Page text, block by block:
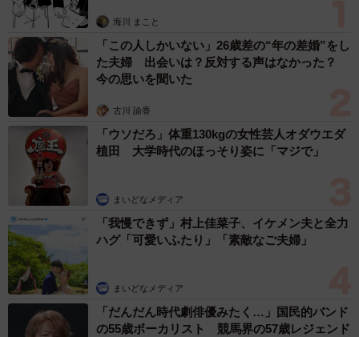
絶対にどけない…！被害者の怒りが伝わってきます。
出入りができなくなるたびに店に苦情を入れたものの、そ
の場で店員が「すみません」と謝り、車を移動させるだ
け。翌日からはまた、無断駐車が続いたという。
海川 まこと
「この人しかいない」26歳差の“年の差婚”をし
た夫婦 出会いは？反対する声はなかった？
今の思いを聞いた
古川 諭香
「ウソだろ」体重130kgの女性芸人オダウエダ
植田 大学時代のほっそり姿に「マジで」
まいどなメディア
「我慢できず」村上佳菜子、イケメン夫と全力
ハグ「可愛いふたり」「素敵なご夫婦」
まいどなメディア
「だんだん時代劇俳優みたく…」国民的バンド
の55歳ボーカリスト 競馬界の57歳レジェンド